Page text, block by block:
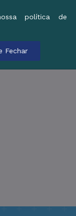
política de
Fechar